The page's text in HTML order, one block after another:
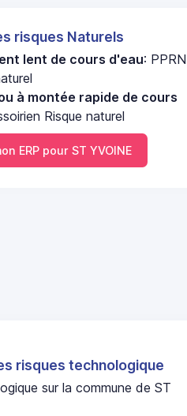
risques Naturels
lent de cours d'eau:
à montée rapide de cours
Risque naturel
ERP pour ST YVOINE
risques technologique
sur la commune de ST